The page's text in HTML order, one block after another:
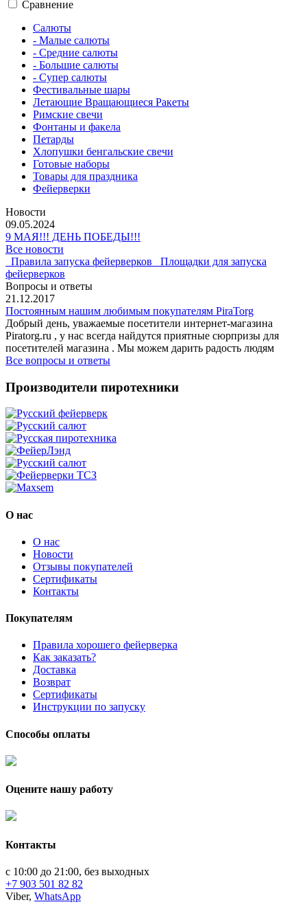
Сравнение
Салюты
- Малые салюты
- Средние салюты
- Большие салюты
- Супер салюты
Фестивальные шары
Летающие Вращающиеся Ракеты
Римские свечи
Фонтаны и факела
Петарды
Хлопушки бенгальские свечи
Готовые наборы
Товары для праздника
Фейерверки
Новости
09.05.2024
9 МАЯ!!! ДЕНЬ ПОБЕДЫ!!!
Все новости
Правила запуска фейерверков
Площадки для запуска
фейерверков
Вопросы и ответы
21.12.2017
Постоянным нашим любимым покупателям PiraTorg
Добрый день, уважаемые посетители интернет-магазина
Piratorg.ru , у нас всегда найдутся приятные сюрпризы для
посетителей магазина . Мы можем дарить радость людям
Все вопросы и ответы
Производители пиротехники
О нас
О нас
Новости
Отзывы покупателей
Сертификаты
Контакты
Покупателям
Правила хорошего фейерверка
Как заказать?
Доставка
Возврат
Сертификаты
Инструкции по запуску
Способы оплаты
Оцените нашу работу
Контакты
с 10:00 до 21:00, без выходных
+7 903 501 82 82
Viber, WhatsApp